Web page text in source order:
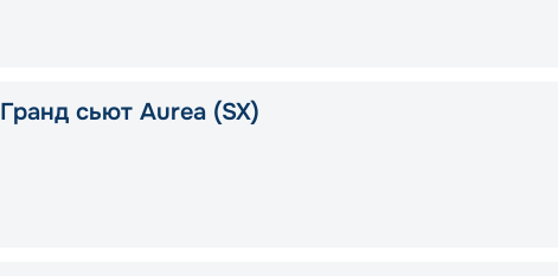
Гранд сьют Aurea (SX)